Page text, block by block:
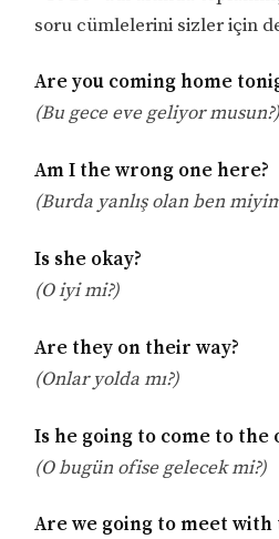
soru cümlelerini sizler için
Are you coming home
(Bu gece eve geliyor musun?)
Am I the wrong one here?
(Burda yanlış olan ben
Is she okay?
(O iyi mi?)
Are they on their way?
(Onlar yolda mı?)
Is he going to come to the
(O bugün ofise gelecek mi?)
Are we going to meet with